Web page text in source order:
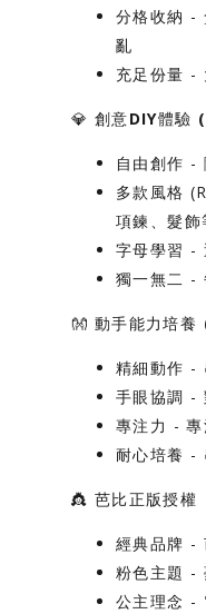
分格收納 -
亂
充足份量 -
💎 創意DIY體驗
自由創作 -
多款風格
項鍊、髮飾
字母學習 -
獨一無二 -
👐 動手能力培
精細動作 -
手眼協調 -
專注力 -
耐心培養 -
👸 芭比正版授權
經典品牌 -
粉色主題 -
公主理念 -